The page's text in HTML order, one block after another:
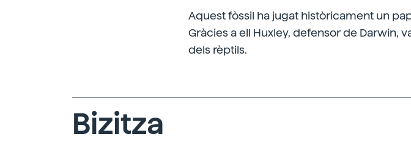
Aquest fòssil ha jugat històricament un
Gràcies a ell Huxley, defensor de Darwin,
dels rèptils.
Bizitza